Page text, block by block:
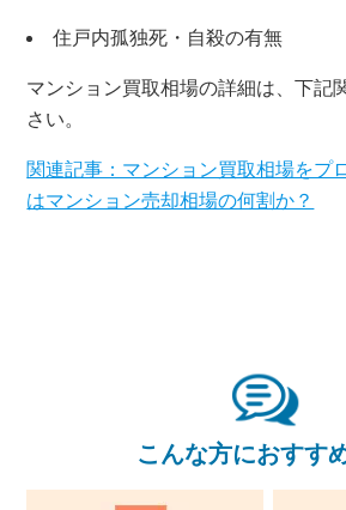
×
10時～18時/水曜日
住戸内孤独死・自殺の有無
マンション買取相場の詳細は、下記
さい。
関連記事：マンション買取相場をプ
はマンション売却相場の何割か？
こんな方におすす